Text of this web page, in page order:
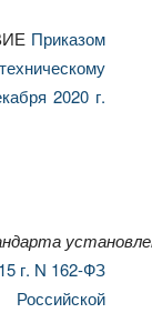
Приказом
2020 г.
г. N 162-ФЗ